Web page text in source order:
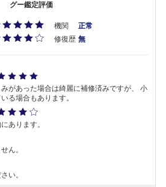
グー鑑定評価
機関
正常
修復歴 無
があった場合は綺麗に補修済みですが、 小
る場合もあります。
あります。
ん。
い。